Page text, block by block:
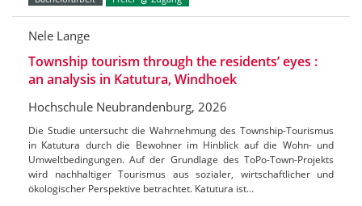
Nele Lange
Township tourism through the residents’ eyes :
an analysis in Katutura, Windhoek
Hochschule Neubrandenburg, 2026
Die Studie untersucht die Wahrnehmung des Township-Tourismus
in Katutura durch die Bewohner im Hinblick auf die Wohn- und
Umweltbedingungen. Auf der Grundlage des ToPo-Town-Projekts
wird nachhaltiger Tourismus aus sozialer, wirtschaftlicher und
ökologischer Perspektive betrachtet. Katutura ist…